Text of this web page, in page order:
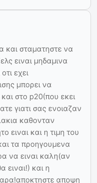
και σταματηστε να
ειναι μηδαμινα
εχει
μπορει να
στο p20(που εκει
γιατι σας ενοιαζαν
καθονταν
ειναι και η τιμη του
τα προηγουμενα
να ειναι καλη(αν
ειναι!) και η
αποψη